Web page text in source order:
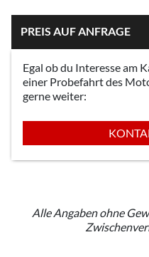
PREIS AUF ANFRAGE
Egal ob du Interesse am
einer Probefahrt des
gerne weiter:
Alle Angaben ohne